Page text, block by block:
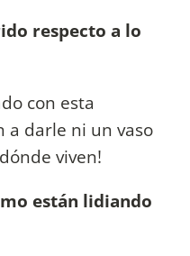
respecto a lo
con esta
a darle ni un vaso
viven!
están lidiando